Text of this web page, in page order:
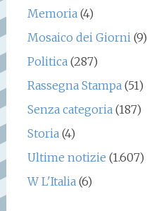
Memoria(4)
Mosaico dei Giorni(9)
Politica(287)
Rassegna Stampa(51)
Senza categoria(187)
Storia(4)
Ultime notizie (1.607)
W L'Italia(6)